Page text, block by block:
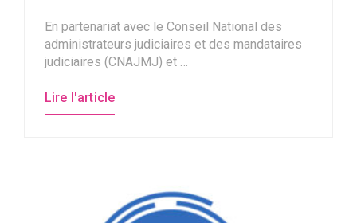
En partenariat avec le Conseil National des
administrateurs judiciaires et des mandataires
judiciaires (CNAJMJ) et …
Lire l'article